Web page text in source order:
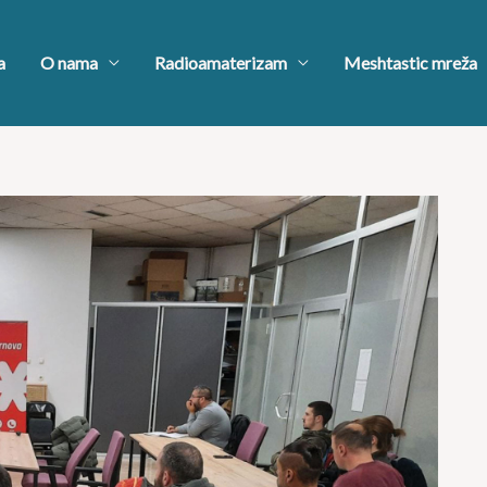
O nama Radioamaterizam Meshtastic mreža